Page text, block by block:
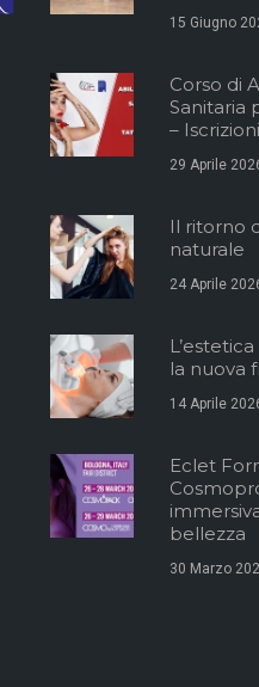
15 Giugno
Corso di
Sanitaria
–
29 Aprile
Il ritorno
naturale
24 Aprile
la nuova
14 Aprile
Eclet
bellezza
30 Marzo